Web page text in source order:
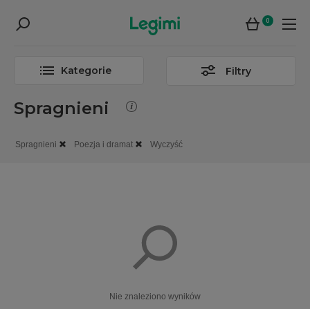
0
Kategorie Filtry
Spragnieni
Spragnieni Poezja i dramat Wyczyść
Nie znaleziono wyników